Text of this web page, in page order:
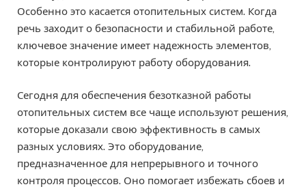
Особенно это касается отопительных систем. Когда
речь заходит о безопасности и стабильной работе,
ключевое значение имеет надежность элементов,
которые контролируют работу оборудования.
Сегодня для обеспечения безотказной работы
отопительных систем все чаще используют решения,
которые доказали свою эффективность в самых
разных условиях. Это оборудование,
предназначенное для непрерывного и точного
контроля процессов. Оно помогает избежать сбоев и